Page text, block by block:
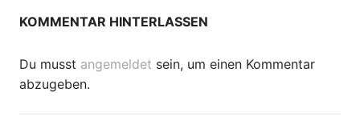
KOMMENTAR HINTERLASSEN
Du musst angemeldet sein, um einen Kommentar
abzugeben.